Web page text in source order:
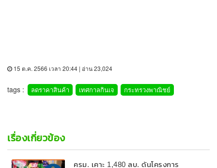
15 ต.ค. 2566 เวลา 20:44 | อ่าน 23,024
tags : ลดราคาสินค้า เทศกาลกินเจ กระทรวงพาณิชย์
เรื่องเกี่ยวข้อง
ครม. เคาะ 1,480 ลบ. ดันโครงการ